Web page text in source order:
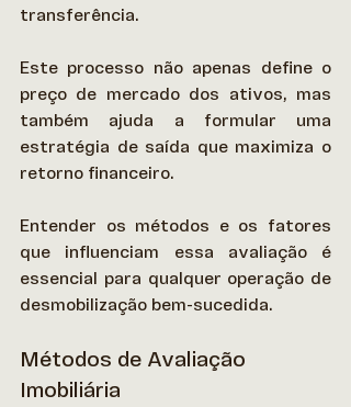
transferência.
Este processo não apenas define o
preço de mercado dos ativos, mas
também ajuda a formular uma
estratégia de saída que maximiza o
retorno financeiro.
Entender os métodos e os fatores
que influenciam essa avaliação é
essencial para qualquer operação de
desmobilização bem-sucedida.
Métodos de Avaliação
Imobiliária